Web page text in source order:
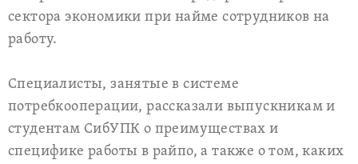
сектора экономики при найме сотрудников на
работу.
Специалисты, занятые в системе
потребкооперации, рассказали выпускникам и
студентам СибУПК о преимуществах и
специфике работы в райпо, а также о том, каких